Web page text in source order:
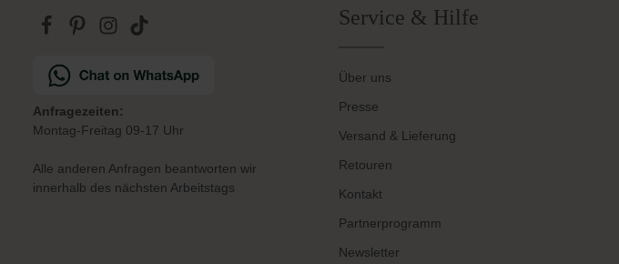
Anfragezeiten:
Montag-Freitag 09-17 Uhr
Alle anderen Anfragen beantworten wir
innerhalb des nächsten Arbeitstags
Service & Hilfe
Über uns
Presse
Versand & Lieferung
Retouren
Kontakt
Partnerprogramm
Newsletter